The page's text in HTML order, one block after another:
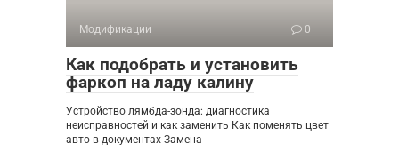
Модификации 0
Как подобрать и установить
фаркоп на ладу калину
Устройство лямбда-зонда: диагностика
неисправностей и как заменить Как поменять цвет
авто в документах Замена